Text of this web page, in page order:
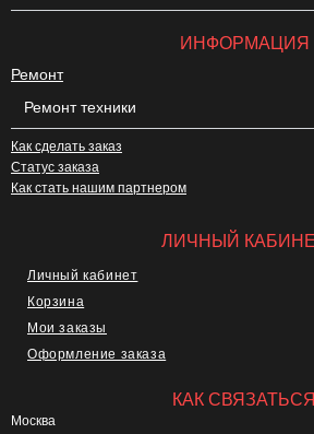
ИНФОРМАЦИЯ
Ремонт
Ремонт техники
Как сделать заказ
Статус заказа
Как стать нашим партнером
ЛИЧНЫЙ
Личный кабинет
Корзина
Мои заказы
Оформление заказа
КАК СВЯЗАТЬСЯ
Москва